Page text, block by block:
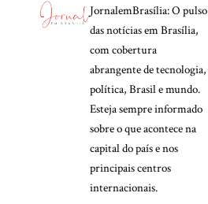
JornalemBrasília: O pulso
das notícias em Brasília,
com cobertura
abrangente de tecnologia,
política, Brasil e mundo.
Esteja sempre informado
sobre o que acontece na
capital do país e nos
principais centros
internacionais.